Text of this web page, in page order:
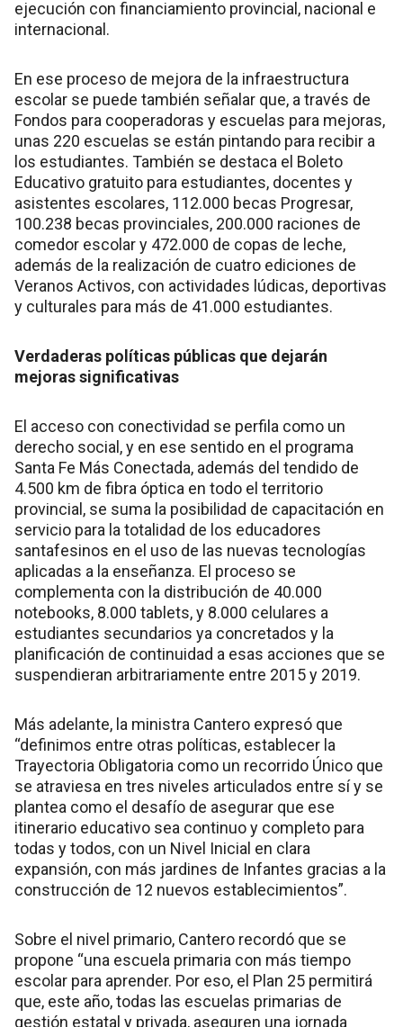
ejecución con financiamiento provincial, nacional e
internacional.
En ese proceso de mejora de la infraestructura
escolar se puede también señalar que, a través de
Fondos para cooperadoras y escuelas para mejoras,
unas 220 escuelas se están pintando para recibir a
los estudiantes. También se destaca el Boleto
Educativo gratuito para estudiantes, docentes y
asistentes escolares, 112.000 becas Progresar,
100.238 becas provinciales, 200.000 raciones de
comedor escolar y 472.000 de copas de leche,
además de la realización de cuatro ediciones de
Veranos Activos, con actividades lúdicas, deportivas
y culturales para más de 41.000 estudiantes.
Verdaderas políticas públicas que dejarán
mejoras significativas
El acceso con conectividad se perfila como un
derecho social, y en ese sentido en el programa
Santa Fe Más Conectada, además del tendido de
4.500 km de fibra óptica en todo el territorio
provincial, se suma la posibilidad de capacitación en
servicio para la totalidad de los educadores
santafesinos en el uso de las nuevas tecnologías
aplicadas a la enseñanza. El proceso se
complementa con la distribución de 40.000
notebooks, 8.000 tablets, y 8.000 celulares a
estudiantes secundarios ya concretados y la
planificación de continuidad a esas acciones que se
suspendieran arbitrariamente entre 2015 y 2019.
Más adelante, la ministra Cantero expresó que
“definimos entre otras políticas, establecer la
Trayectoria Obligatoria como un recorrido Único que
se atraviesa en tres niveles articulados entre sí y se
plantea como el desafío de asegurar que ese
itinerario educativo sea continuo y completo para
todas y todos, con un Nivel Inicial en clara
expansión, con más jardines de Infantes gracias a la
construcción de 12 nuevos establecimientos”.
Sobre el nivel primario, Cantero recordó que se
propone “una escuela primaria con más tiempo
escolar para aprender. Por eso, el Plan 25 permitirá
que, este año, todas las escuelas primarias de
gestión estatal y privada, aseguren una jornada